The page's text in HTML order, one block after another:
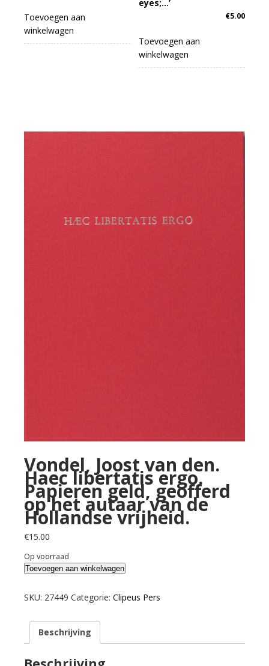
Toevoegen aan
winkelwagen
eyes;…’
€5.00
Toevoegen aan
winkelwagen
Vondel, Joost van den.
Haec libertatis ergo.
Papieren geld, geofferd
op het autaar van de
Hollandse vrijheid.
€15.00
Op voorraad
Vondel,
van
Haec
libertatis
ergo.
Papieren
Toevoegen aan winkelwagen
SKU: 27449 Categorie: Clipeus Pers
Beschrijving